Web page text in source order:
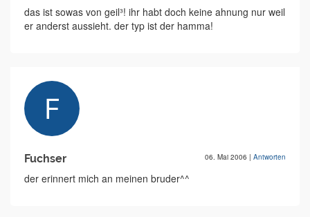
das ist sowas von geil³! ihr habt doch keine ahnung nur weil
er anderst aussieht. der typ ist der hamma!
Fuchser 06. Mai 2006 | Antworten
der erinnert mich an meinen bruder^^